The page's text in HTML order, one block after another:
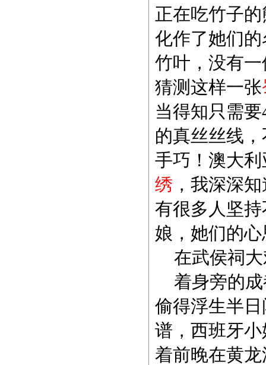
正在吃竹子
化作了她们
竹叶，没有
猜测这样一张
当得知只需
的真丝丝线
手巧！澳大
绣 ，我深深
有很多人坚
娘，她们的
在武侯祠大
着身旁的成
偷得浮生半
谱，西班牙
着前晚在黄